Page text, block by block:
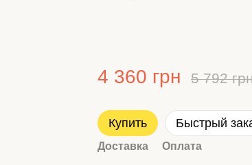
4 360 грн 5 792
Купить Быстрый
Доставка Оплата